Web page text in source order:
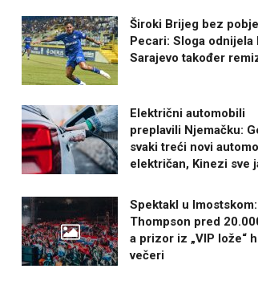
Široki Brijeg bez
Pecari: Sloga odnijela
Sarajevo također
Električni automobili
preplavili Njemačku:
svaki treći novi
električan, Kinezi sve
Spektakl u Imostskom:
Thompson pred
a prizor iz „VIP lože“
večeri